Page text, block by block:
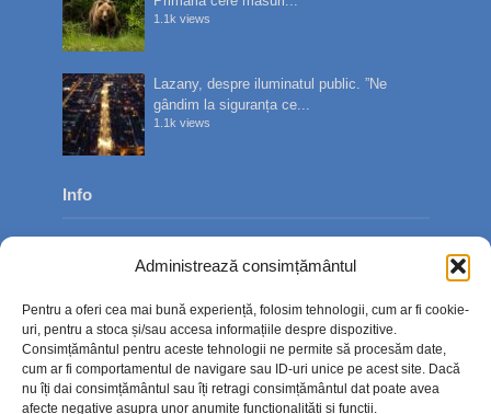
Administrează consimțământul
Pentru a oferi cea mai bună experiență, folosim tehnologii, cum ar fi cookie-
uri, pentru a stoca și/sau accesa informațiile despre dispozitive.
Consimțământul pentru aceste tehnologii ne permite să procesăm date,
cum ar fi comportamentul de navigare sau ID-uri unice pe acest site. Dacă
nu îți dai consimțământul sau îți retragi consimțământul dat poate avea
afecte negative asupra unor anumite funcționalități și funcții.
1.1k views
Lazany, despre iluminatul public. ”Ne
gândim la siguranța ce...
1.1k views
Info
Contact
Politica de confidențialitate
Politică cookie-uri (UE)